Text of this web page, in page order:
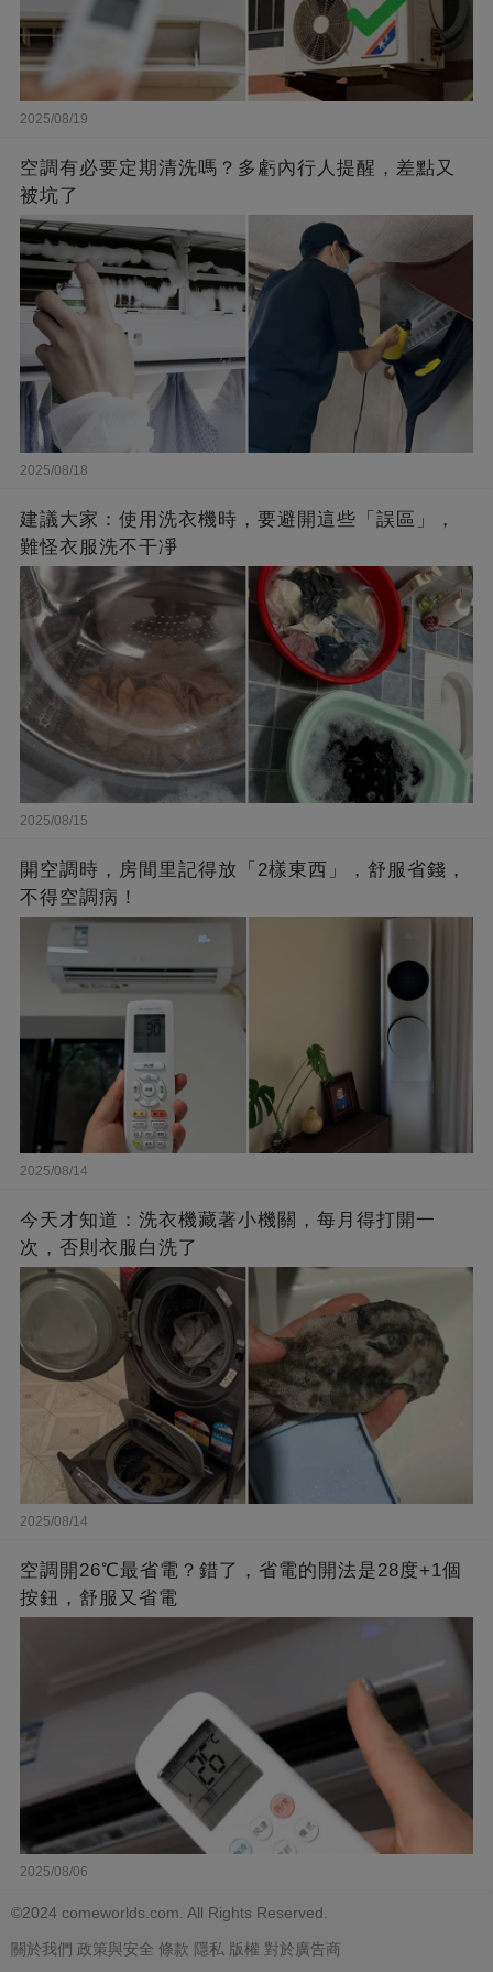
2025/08/19
空調有必要定期清洗嗎？多虧內行人提醒，差點又
被坑了
2025/08/18
建議大家：使用洗衣機時，要避開這些「誤區」，
難怪衣服洗不干凈
2025/08/15
開空調時，房間里記得放「2樣東西」，舒服省錢，
不得空調病！
2025/08/14
今天才知道：洗衣機藏著小機關，每月得打開一
次，否則衣服白洗了
2025/08/14
空調開26℃最省電？錯了，省電的開法是28度+1個
按鈕，舒服又省電
2025/08/06
©2024 comeworlds.com. All Rights Reserved.
關於我們 政策與安全 條款 隱私 版權 對於廣告商